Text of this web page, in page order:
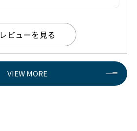
レビューを見る
VIEW MORE